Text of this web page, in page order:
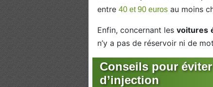
entre 40 et 90 euros au moins
Enfin, concernant lesvoitures
n’y a pas de réservoir ni de
Conseils pour
d’injection